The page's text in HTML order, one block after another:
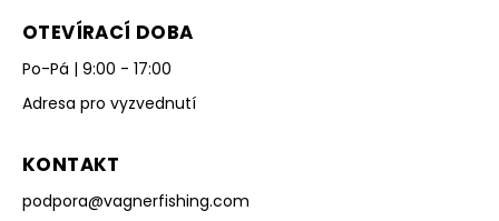
OTEVÍRACÍ DOBA
Po-Pá | 9:00 - 17:00
Adresa pro vyzvednutí
KONTAKT
podpora@vagnerfishing.com